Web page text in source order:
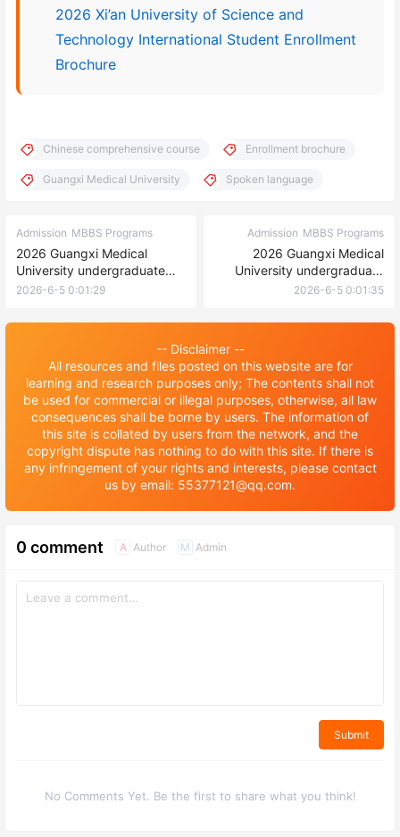
2026 Xi’an University of Science and
Technology International Student Enrollment
Brochure
Chinese comprehensive course Enrollment brochure
Guangxi Medical University Spoken language
Admission MBBS Programs
2026 Guangxi Medical
University undergraduate
enrollment of Hong Kong
exempted from examination
2026-6-5 0:01:29
Admission MBBS Programs
2026 Guangxi Medical
University undergraduate
enrollment Prospectus 2026
章
2026-6-5 0:01:35
-- Disclaimer --
All resources and files posted on this website are for
learning and research purposes only; The contents shall not
be used for commercial or illegal purposes, otherwise, all law
consequences shall be borne by users. The information of
this site is collated by users from the network, and the
copyright dispute has nothing to do with this site. If there is
any infringement of your rights and interests, please contact
us by email: 55377121@qq.com.
0 comment A Author M Admin
Submit
No Comments Yet. Be the first to share what you think!